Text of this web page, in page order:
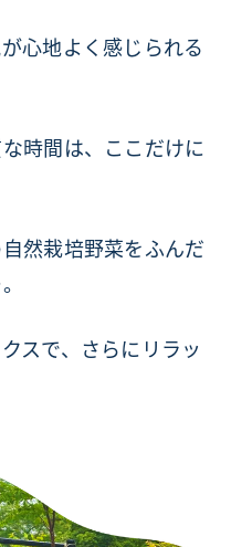
心地よく感じられる
時間は、
ここだけに
然栽培野菜をふんだ
スで、 さらにリラッ